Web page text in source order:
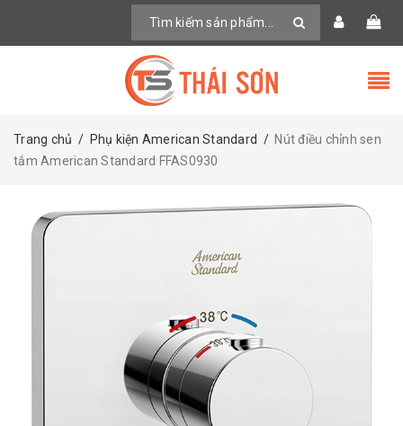
Trang chủ / Phụ kiện American Standard / Nút điều chỉnh sen
tắm American Standard FFAS0930